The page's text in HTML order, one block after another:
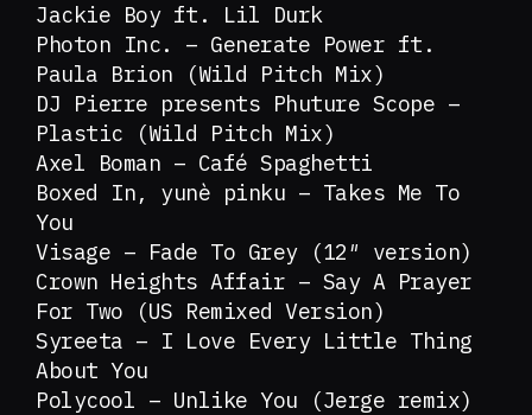
Jackie Boy ft. Lil Durk
Photon Inc. – Generate Power ft.
Paula Brion (Wild Pitch Mix)
DJ Pierre presents Phuture Scope –
Plastic (Wild Pitch Mix)
Axel Boman – Café Spaghetti
Boxed In, yunè pinku – Takes Me To
You
Visage – Fade To Grey (12″ version)
Crown Heights Affair – Say A Prayer
For Two (US Remixed Version)
Syreeta – I Love Every Little Thing
About You
Polycool – Unlike You (Jerge remix)